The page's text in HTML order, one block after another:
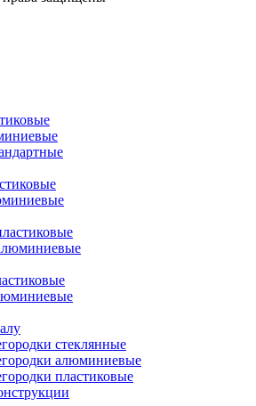
стеклянные
алюминиевые
пластиковые